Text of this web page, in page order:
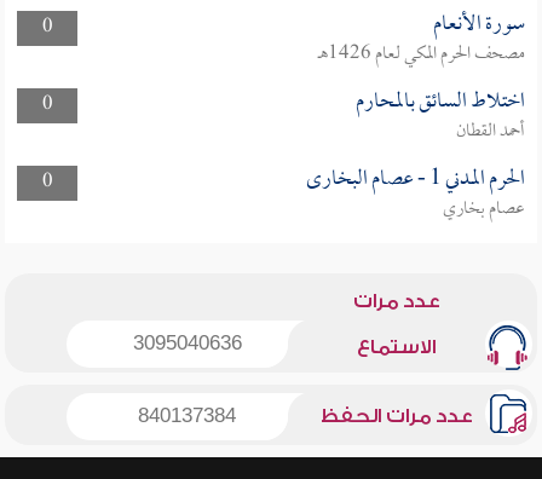
0
سورة الأنعام
مصحف الحرم المكي لعام 1426هـ
0
اختلاط السائق بالمحارم
أحمد القطان
0
الحرم المدني 1 - عصام البخارى
عصام بخاري
عدد مرات
الاستماع 3095040636
عدد مرات الحفظ 840137384